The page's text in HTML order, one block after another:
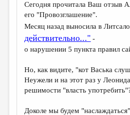
Сегодня прочитала Ваш отзыв
его "Провозглашение".
Месяц назад выносила в
действительно..." -
о нарушении 5 пункта правил
Но, как видите, "кот Васька
Неужели и на этот раз у
решимости "власть
Доколе мы будем